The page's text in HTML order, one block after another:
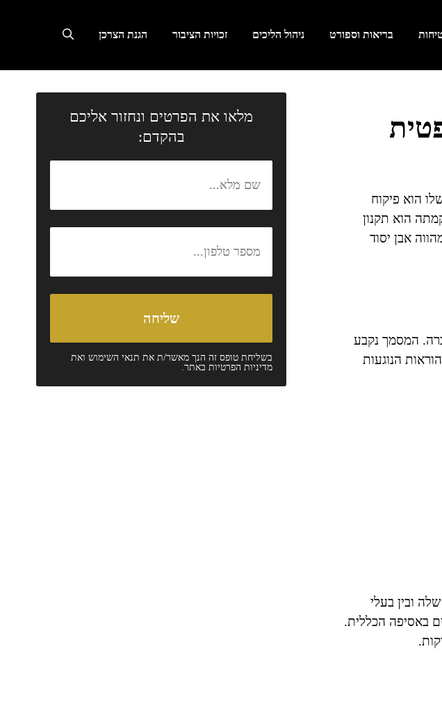
בריאות וספורט ניהול הליכים זכויות הציבור הגנת הצרכן
הוא פיקוח
הוא תקנון
אבן יסוד
המסמך נקבע
לחוק החברות, התשנ"ט–1999. הוא כולל הוראות הנוגעות
ובין בעלי
באסיפה הכללית.
מלאו את הפרטים ונחזור אליכם
בהקדם:
בשליחת טופס זה הנך מאשר/ת את תנאי השימושואת
מדיניות הפרטיותבאתר.